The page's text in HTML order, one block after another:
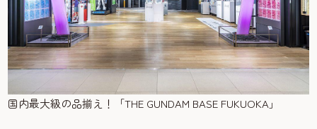
国内最大級の品揃え！「THE GUNDAM BASE FUKUOKA」